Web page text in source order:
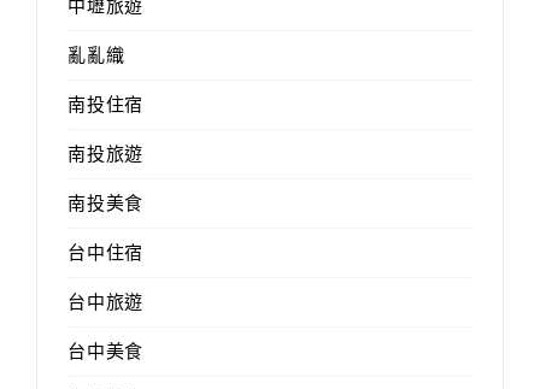
中壢旅遊
亂亂織
南投住宿
南投旅遊
南投美食
台中住宿
台中旅遊
台中美食